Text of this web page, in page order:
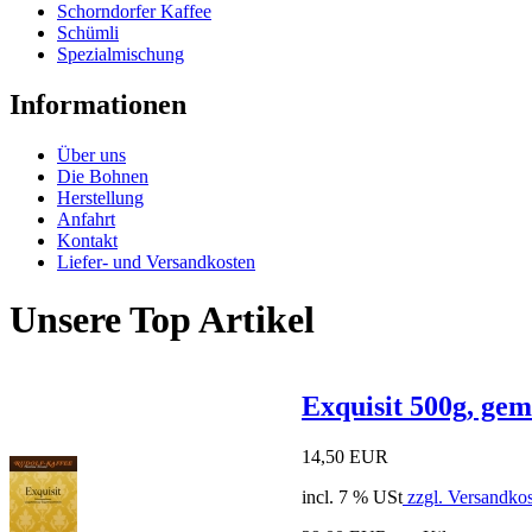
Schorndorfer Kaffee
Schümli
Spezialmischung
Informationen
Über uns
Die Bohnen
Herstellung
Anfahrt
Kontakt
Liefer- und Versandkosten
Unsere Top Artikel
Exquisit 500g,
14,50 EUR
incl. 7 % USt zzgl.